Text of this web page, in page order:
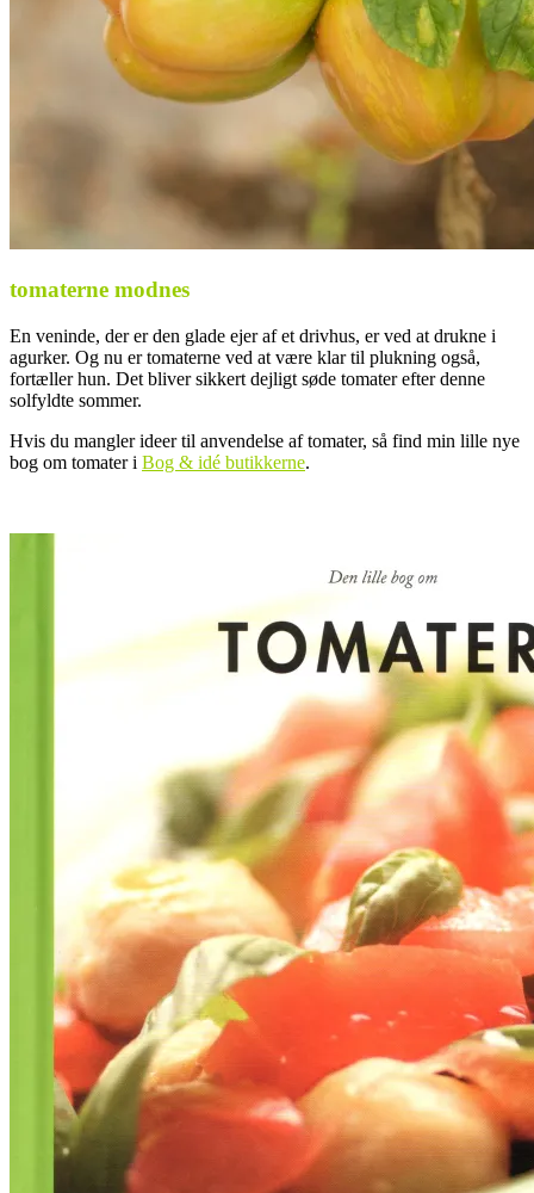
tomaterne modnes
En veninde, der er den glade ejer af et drivhus, er ved at drukne i
agurker. Og nu er tomaterne ved at være klar til plukning også,
fortæller hun. Det bliver sikkert dejligt søde tomater efter denne
solfyldte sommer.
Hvis du mangler ideer til anvendelse af tomater, så find min lille nye
bog om tomater i Bog & idé butikkerne.